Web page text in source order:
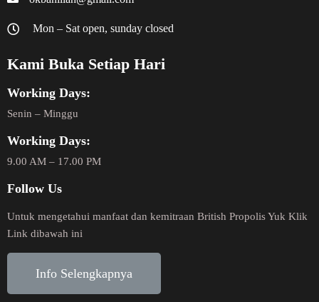
Mon – Sat open, sunday closed
Kami Buka Setiap Hari
Working Days:
Senin – Minggu
Working Days:
9.00 AM – 17.00 PM
Follow Us
Untuk mengetahui manfaat dan kemitraan British Propolis Yuk Klik
Link dibawah ini
Info Selengkapnya